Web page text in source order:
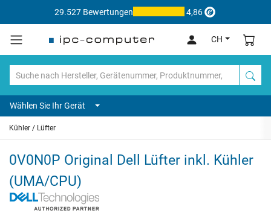
29.527 Bewertungen 4,86
CH
Wählen Sie Ihr Gerät
Kühler / Lüfter
0V0N0P Original Dell Lüfter inkl. Kühler
(UMA/CPU)